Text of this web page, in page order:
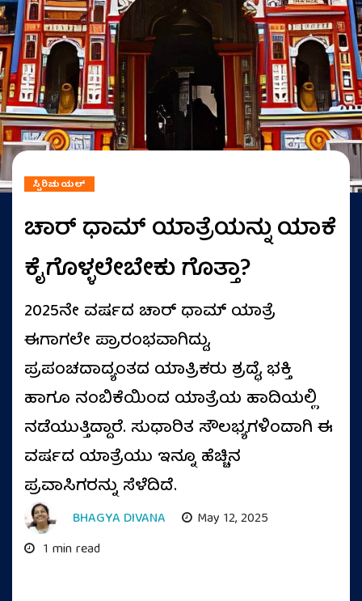
ಸ್ಪಿರಿಚುಯಲ್
ಚಾರ್ ಧಾಮ್ ಯಾತ್ರೆಯನ್ನು ಯಾಕೆ
ಕೈಗೊಳ್ಳಲೇಬೇಕು ಗೊತ್ತಾ?
2025ನೇ ವರ್ಷದ ಚಾರ್ ಧಾಮ್ ಯಾತ್ರೆ
ಈಗಾಗಲೇ ಪ್ರಾರಂಭವಾಗಿದ್ದು,
ಪ್ರಪಂಚದಾದ್ಯಂತದ ಯಾತ್ರಿಕರು ಶ್ರದ್ಧೆ, ಭಕ್ತಿ
ಹಾಗೂ ನಂಬಿಕೆಯಿಂದ ಯಾತ್ರೆಯ ಹಾದಿಯಲ್ಲಿ
ನಡೆಯುತ್ತಿದ್ದಾರೆ. ಸುಧಾರಿತ ಸೌಲಭ್ಯಗಳಿಂದಾಗಿ ಈ
ವರ್ಷದ ಯಾತ್ರೆಯು ಇನ್ನೂ ಹೆಚ್ಚಿನ
ಪ್ರವಾಸಿಗರನ್ನು ಸೆಳೆದಿದೆ.
BHAGYA DIVANA
May 12, 2025
1 min read